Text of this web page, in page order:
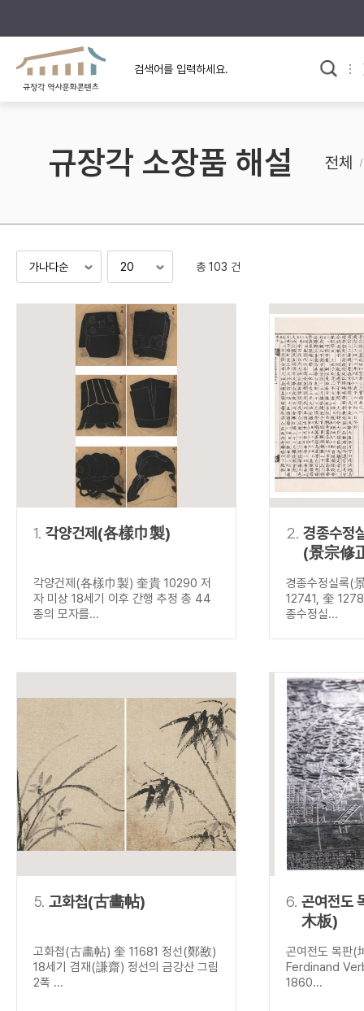
규장각의 어제와 오늘
규장각 소개영상
사료와 문학으로 본
고대
고려
조선 후기
검색 연산자 사용안내
연산자
AND
“정조”와 “정약
색
OR “정조” 또는 “정
NOT
“정조”가 나온
료를 검색
동시에 여러 개의 연산자를 사용할 수 있습니다.
규장각 소장품 해설 전체
총 103 건
1. 각양건제(各樣巾製)
각양건제(各樣巾製) 奎貴 10290 저
자 미상 18세기 이후 간행 추정 총 44
종의 모자를...
2. 경종수정
(景宗修
경종수정실록(
12741, 奎
종수정실...
5. 고화첩(古畵帖)
고화첩(古畵帖) 奎 11681 정선(鄭敾)
18세기 겸재(謙齋) 정선의 금강산 그림
2폭 ...
6. 곤여전도
木板)
곤여전도 목판
Ferdinand
1860...